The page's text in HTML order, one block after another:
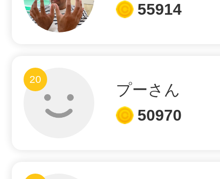
55914
20
プーさん
50970